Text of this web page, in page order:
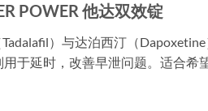
POWER 他达双效锭
）与达泊西汀（
于延时，改善早泄问题。适合